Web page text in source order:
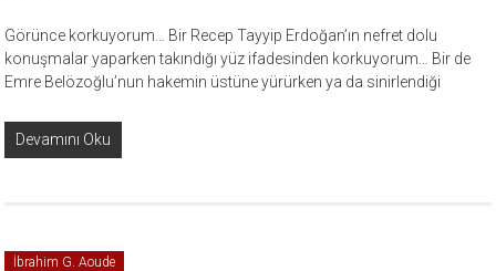
Görünce korkuyorum… Bir Recep Tayyip Erdoğan’ın nefret dolu
konuşmalar yaparken takındığı yüz ifadesinden korkuyorum… Bir de
Emre Belözoğlu’nun hakemin üstüne yürürken ya da sinirlendiği
Devamını Oku
İbrahim G. Aoude